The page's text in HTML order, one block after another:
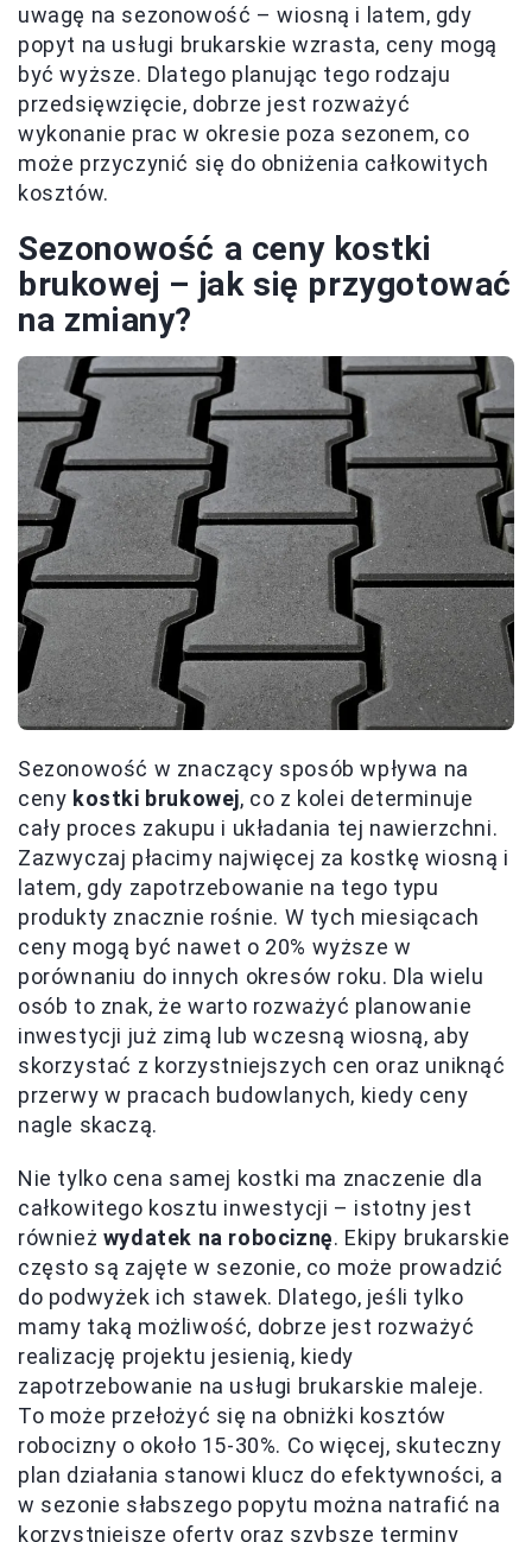
uwagę na sezonowość – wiosną i latem, gdy
popyt na usługi brukarskie wzrasta, ceny mogą
być wyższe. Dlatego planując tego rodzaju
przedsięwzięcie, dobrze jest rozważyć
wykonanie prac w okresie poza sezonem, co
może przyczynić się do obniżenia całkowitych
kosztów.
Sezonowość a ceny kostki
brukowej – jak się przygotować
na zmiany?
Sezonowość w znaczący sposób wpływa na
ceny kostki brukowej, co z kolei determinuje
cały proces zakupu i układania tej nawierzchni.
Zazwyczaj płacimy najwięcej za kostkę wiosną i
latem, gdy zapotrzebowanie na tego typu
produkty znacznie rośnie. W tych miesiącach
ceny mogą być nawet o 20% wyższe w
porównaniu do innych okresów roku. Dla wielu
osób to znak, że warto rozważyć planowanie
inwestycji już zimą lub wczesną wiosną, aby
skorzystać z korzystniejszych cen oraz uniknąć
przerwy w pracach budowlanych, kiedy ceny
nagle skaczą.
Nie tylko cena samej kostki ma znaczenie dla
całkowitego kosztu inwestycji – istotny jest
również wydatek na robociznę. Ekipy brukarskie
często są zajęte w sezonie, co może prowadzić
do podwyżek ich stawek. Dlatego, jeśli tylko
mamy taką możliwość, dobrze jest rozważyć
realizację projektu jesienią, kiedy
zapotrzebowanie na usługi brukarskie maleje.
To może przełożyć się na obniżki kosztów
robocizny o około 15-30%. Co więcej, skuteczny
plan działania stanowi klucz do efektywności, a
w sezonie słabszego popytu można natrafić na
korzystniejsze oferty oraz szybsze terminy